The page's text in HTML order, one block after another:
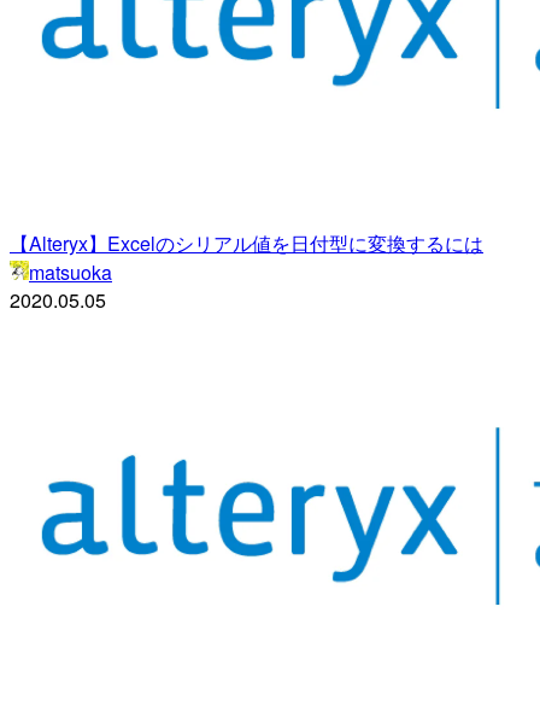
【Alteryx】Excelのシリアル値を日付型に変換するには
matsuoka
2020.05.05